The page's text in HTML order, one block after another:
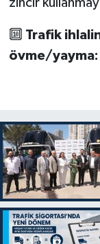
🔟 Trafik
övme/yayma: